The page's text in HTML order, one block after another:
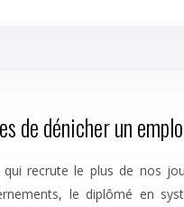
de dénicher un
qui recrute le plus de nos
le diplômé en